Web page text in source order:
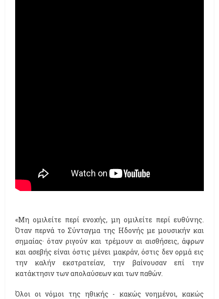
«Mη ομιλείτε περί ενοχής, μη ομιλείτε περί ευθύνης.
Όταν περνά το Σύνταγμα της Hδονής με μουσικήν και
σημαίας· όταν ριγούν και τρέμουν αι αισθήσεις, άφρων
και ασεβής είναι όστις μένει μακράν, όστις δεν ορμά εις
την καλήν εκστρατείαν, την βαίνουσαν επί την
κατάκτησιν των απολαύσεων και των παθών.
Όλοι οι νόμοι της ηθικής - κακώς νοημένοι, κακώς